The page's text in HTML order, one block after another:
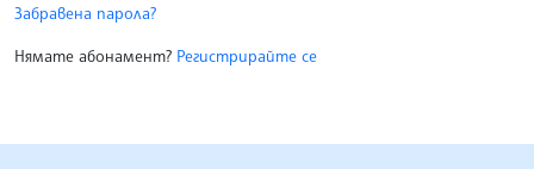
Забравена парола?
Нямате абонамент? Регистрирайте се